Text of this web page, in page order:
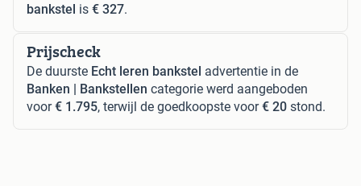
bankstel is € 327.
Prijscheck
De duurste Echt leren bankstel advertentie in de
Banken | Bankstellen categorie werd aangeboden
voor€ 1.795, terwijl de goedkoopste voor€ 20 stond.